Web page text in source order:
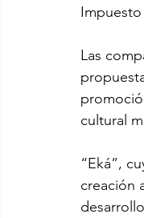
Las
cultural
“Eká”,
creación